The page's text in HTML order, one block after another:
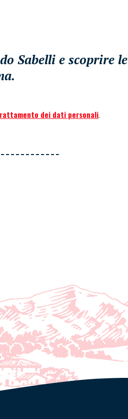
Sabelli e scoprire le
dei dati personali.